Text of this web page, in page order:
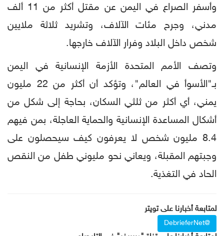
وأسفر الصراع في اليمن عن مقتل أكثر من 11 ألف
مدني، وجرح مئات الآلاف، وتشريد ثلاثة ملايين
شخص داخل البلاد وفرار الآلاف خارجها.
وتصف الأمم المتحدة الأزمة الإنسانية في اليمن
بـ"الأسوأ في العالم"، وتؤكد أن أكثر من 22 مليون
يمني، أي أكثر من ثلثي السكان، بحاجة إلى شكل من
أشكال المساعدة الإنسانية والحماية العاجلة، بمن فيهم
8.4 مليون شخص لا يعرفون كيف سيحصلون على
وجبتهم المقبلة، ويعاني نحو مليوني طفل من النقص
الحاد في التغذية.
لمتابعة أخبارنا على تويتر
@DebrieferNet